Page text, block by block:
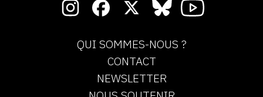
QUI SOMMES-NOUS ?
CONTACT
NEWSLETTER